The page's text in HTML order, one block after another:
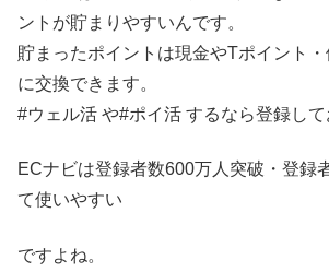
ントが貯まりやすいんです。
貯まったポイントは現金やTポイント
に交換できます。
#ウェル活 や#ポイ活 するなら登録して
ECナビは登録者数600万人突破️・登録
て使いやすい
ですよね。